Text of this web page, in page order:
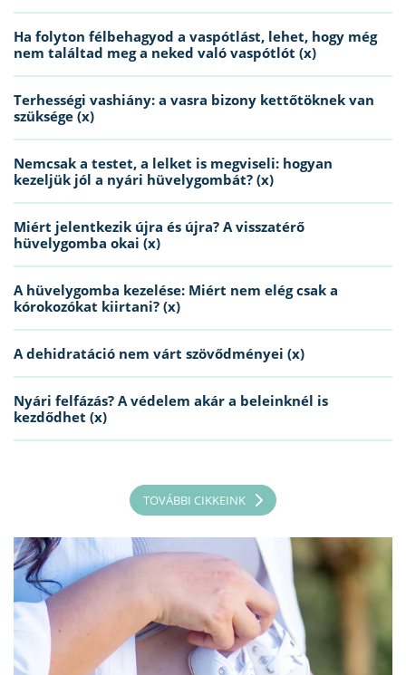
Ha folyton félbehagyod a vaspótlást, lehet, hogy még
nem találtad meg a neked való vaspótlót (x)
Terhességi vashiány: a vasra bizony kettőtöknek van
szüksége (x)
Nemcsak a testet, a lelket is megviseli: hogyan
kezeljük jól a nyári hüvelygombát? (x)
Miért jelentkezik újra és újra? A visszatérő
hüvelygomba okai (x)
A hüvelygomba kezelése: Miért nem elég csak a
kórokozókat kiirtani? (x)
A dehidratáció nem várt szövődményei (x)
Nyári felfázás? A védelem akár a beleinknél is
kezdődhet (x)
TOVÁBBI CIKKEINK